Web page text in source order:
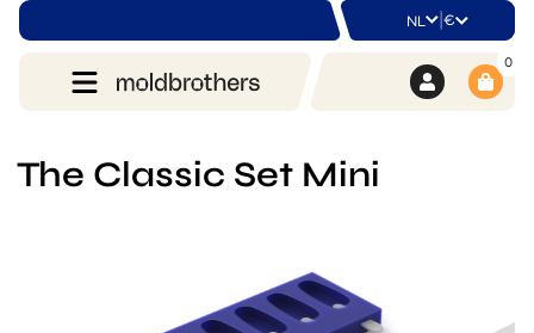
NL |€
0
The Classic Set Mini